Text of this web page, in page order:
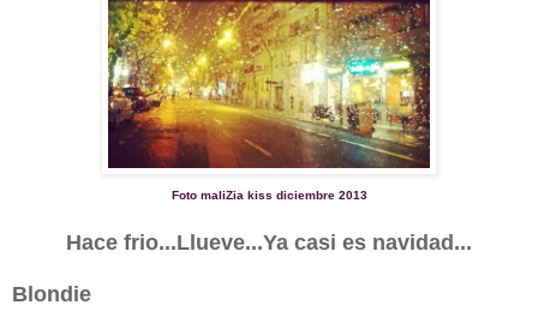
Foto maliZia kiss diciembre 2013
Hace frio...Llueve...Ya casi es navidad...
Blondie